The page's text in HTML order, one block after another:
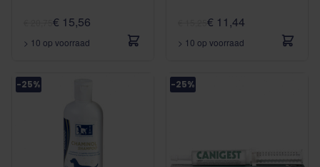
€ 15,56
> 10 op voorraad
€ 11,44
> 10 op voorraad
-25% -25%